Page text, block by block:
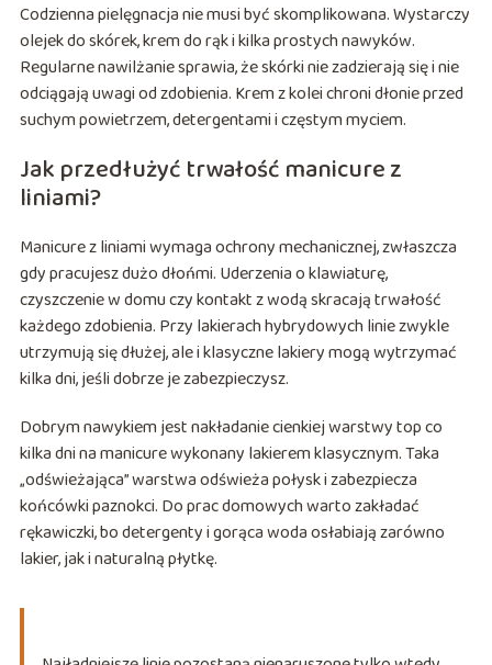
Codzienna pielęgnacja nie musi być skomplikowana. Wystarczy
olejek do skórek, krem do rąk i kilka prostych nawyków.
Regularne nawilżanie sprawia, że skórki nie zadzierają się i nie
odciągają uwagi od zdobienia. Krem z kolei chroni dłonie przed
suchym powietrzem, detergentami i częstym myciem.
Jak przedłużyć trwałość manicure z
liniami?
Manicure z liniami wymaga ochrony mechanicznej, zwłaszcza
gdy pracujesz dużo dłońmi. Uderzenia o klawiaturę,
czyszczenie w domu czy kontakt z wodą skracają trwałość
każdego zdobienia. Przy lakierach hybrydowych linie zwykle
utrzymują się dłużej, ale i klasyczne lakiery mogą wytrzymać
kilka dni, jeśli dobrze je zabezpieczysz.
Dobrym nawykiem jest nakładanie cienkiej warstwy top co
kilka dni na manicure wykonany lakierem klasycznym. Taka
„odświeżająca” warstwa odświeża połysk i zabezpiecza
końcówki paznokci. Do prac domowych warto zakładać
rękawiczki, bo detergenty i gorąca woda osłabiają zarówno
lakier, jak i naturalną płytkę.